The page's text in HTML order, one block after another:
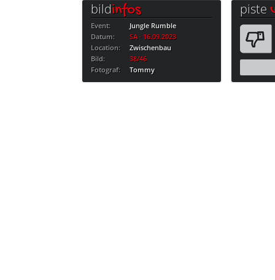
bildinfos
Event:
Jungle Rumble
Datum:
SA · 16.09.2023
Location:
Zwischenbau
Bild:
38/46
Fotograf:
Tommy
piste